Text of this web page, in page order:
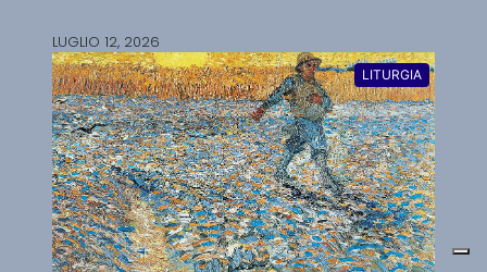
LUGLIO 12, 2026
LITURGIA